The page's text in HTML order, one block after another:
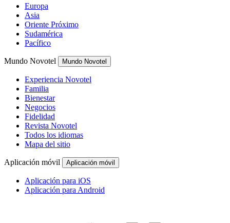
Europa
Asia
Oriente Próximo
Sudamérica
Pacífico
Mundo Novotel Mundo Novotel
Experiencia Novotel
Familia
Bienestar
Negocios
Fidelidad
Revista Novotel
Todos los idiomas
Mapa del sitio
Aplicación móvil Aplicación móvil
Aplicación para iOS
Aplicación para Android